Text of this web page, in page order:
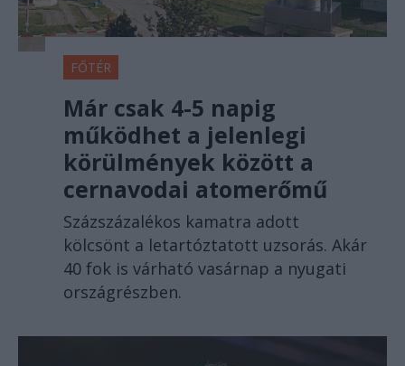
FŐTÉR
Már csak 4-5 napig
működhet a jelenlegi
körülmények között a
cernavodai atomerőmű
Százszázalékos kamatra adott
kölcsönt a letartóztatott uzsorás. Akár
40 fok is várható vasárnap a nyugati
országrészben.